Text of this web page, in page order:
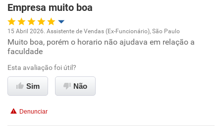
Empresa muito boa
Oportunidade de promoção
Ambiente de trabalho
Conciliação com a vida familiar
15 Abril 2026. Assistente de Vendas (Ex-Funcionário), São Paulo
Muito boa, porém o horario não ajudava em relação a
faculdade
Esta avaliação foi útil?
Sim Não
Denunciar